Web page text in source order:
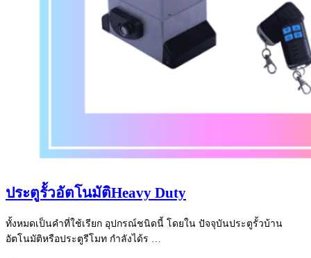
ประตูรั้วอัตโนมัติHeavy Duty
ทั้งหมดเป็นคำที่ใช้เรียก อุปกรณ์ชนิดนี้ โดยใน ปัจจุบันประตูรั้วบ้าน
อัตโนมัติหรือประตูรีโมท กำลังได้ร …